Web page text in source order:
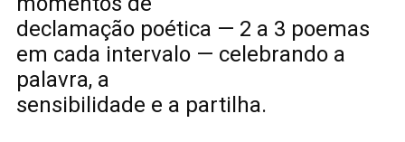
declamação poética — 2 a 3 poemas
em cada intervalo — celebrando a
palavra, a
sensibilidade e a partilha.